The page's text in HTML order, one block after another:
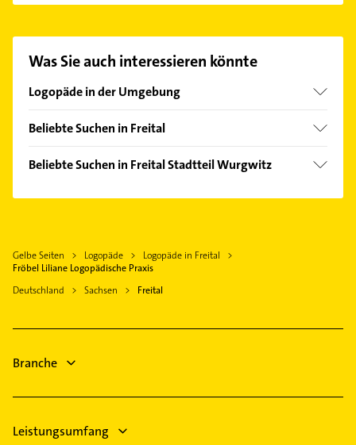
Hier finden Sie alleKontaktdaten
Was Sie auch interessieren könnte
Logopäde in der Umgebung
Dresden
Coswig
Meißen
Radeberg
Pirna
Beliebte Suchen in Freital
Physikalische Therapie
Krankengymnastik
Gasinstallateur
Sanitärinstallation
Bestatter
Hausarzt
Beliebte Suchen in Freital Stadtteil Wurgwitz
Gelbe Seiten Logopäde
Logopäde in Freital
Fröbel Liliane Logopädische Praxis
Deutschland
Sachsen Freital
Branche
Leistungsumfang